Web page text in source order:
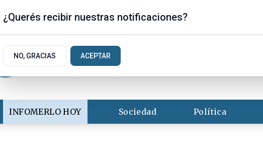
San Luis
INFOMERLO HOY Sociedad Política
¿Querés recibir nuestras notificaciones?
NO, GRACIAS ACEPTAR